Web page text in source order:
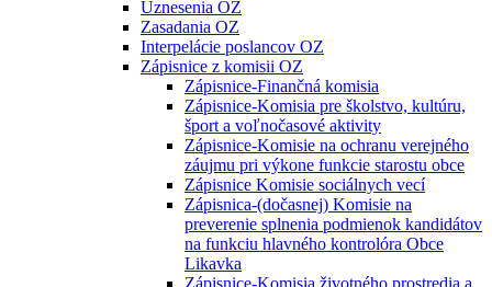
Uznesenia OZ
Zasadania OZ
Interpelácie poslancov OZ
Zápisnice z komisii OZ
Zápisnice-Finančná komisia
Zápisnice-Komisia pre školstvo, kultúru,
šport a voľnočasové aktivity
Zápisnice-Komisie na ochranu verejného
záujmu pri výkone funkcie starostu obce
Zápisnice Komisie sociálnych vecí
Zápisnica-(dočasnej) Komisie na
preverenie splnenia podmienok kandidátov
na funkciu hlavného kontrolóra Obce
Likavka
Zápisnice-Komisia životného prostredia a